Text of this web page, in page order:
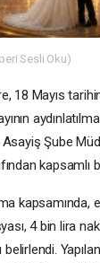
Sesli Oku)
18 Mayıs
Şube
kapsamlı
kapsamında,
4 bin lira
belirlendi.